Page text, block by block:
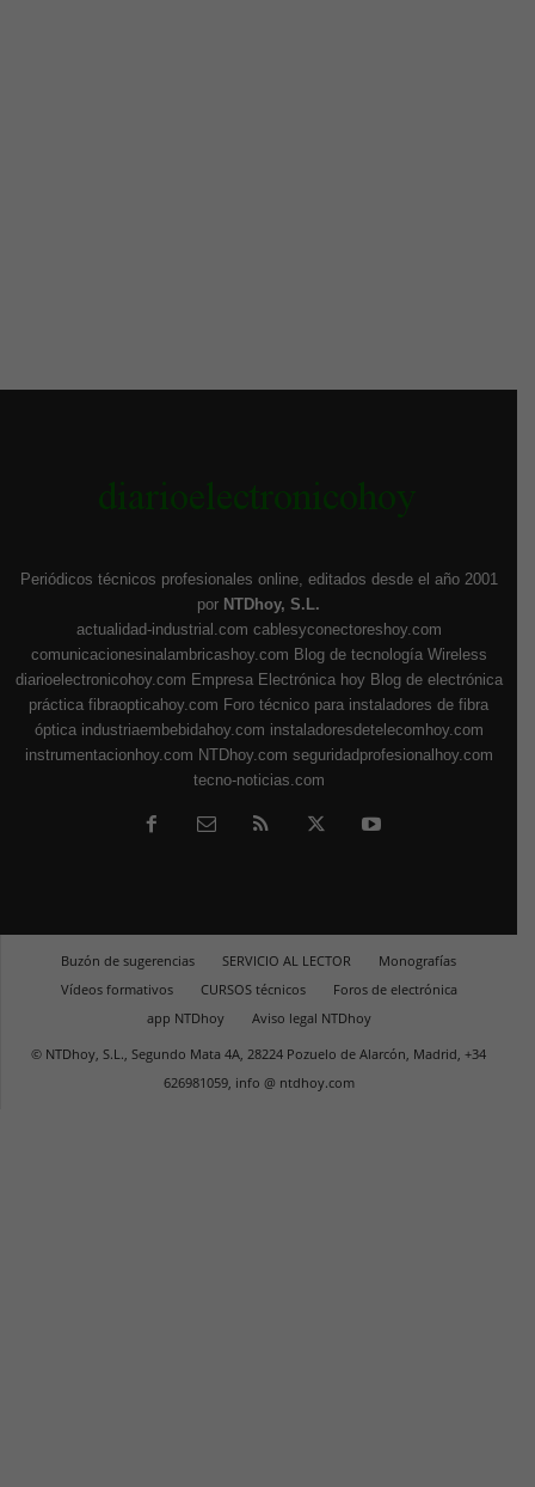
Periódicos técnicos profesionales online, editados desde el año 2001
por NTDhoy, S.L.
actualidad-industrial.com cablesyconectoreshoy.com
comunicacionesinalambricashoy.com Blog de tecnología Wireless
diarioelectronicohoy.com Empresa Electrónica hoy Blog de electrónica
práctica fibraopticahoy.com Foro técnico para instaladores de fibra
óptica industriaembebidahoy.com instaladoresdetelecomhoy.com
instrumentacionhoy.com NTDhoy.com seguridadprofesionalhoy.com
tecno-noticias.com
Buzón de sugerencias SERVICIO AL LECTOR
Monografías
Vídeos formativos
CURSOS técnicos
Foros de electrónica
app NTDhoy
Aviso legal NTDhoy
© NTDhoy, S.L., Segundo Mata 4A, 28224 Pozuelo de Alarcón, Madrid, +34
626981059, info @ ntdhoy.com